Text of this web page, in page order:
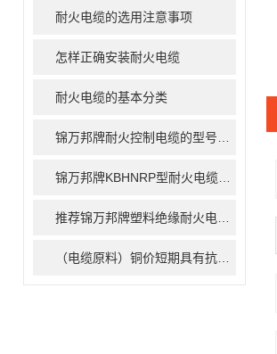
耐火电缆的选用注意事项
怎样正确安装耐火电缆
耐火电缆的基本分类